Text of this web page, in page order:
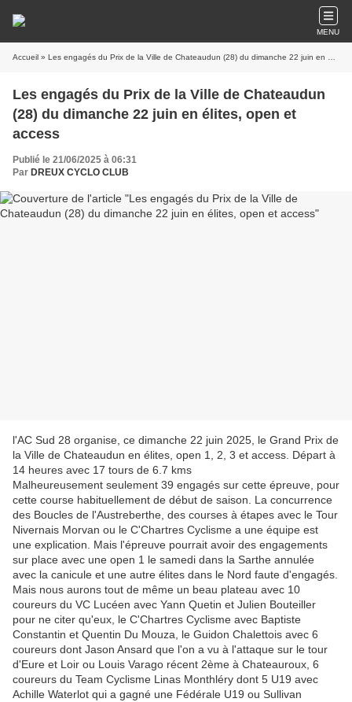
MENU
Accueil » Les engagés du Prix de la Ville de Chateaudun (28) du dimanche 22 juin en élites, open et access
Les engagés du Prix de la Ville de Chateaudun
(28) du dimanche 22 juin en élites, open et
access
Publié le 21/06/2025 à 06:31
Par DREUX CYCLO CLUB
l'AC Sud 28 organise, ce dimanche 22 juin 2025, le Grand Prix de
la Ville de Chateaudun en élites, open 1, 2, 3 et access. Départ à
14 heures avec 17 tours de 6.7 kms
Malheureusement seulement 39 engagés sur cette épreuve, pour
cette course habituellement de début de saison. La concurrence
des Boucles de l'Austreberthe, des courses à étapes avec le Tour
Nivernais Morvan ou le C'Chartres Cyclisme a une équipe est
une explication. Mais l'épreuve pourrait avoir des engagements
sur place avec une open 1 le samedi dans la Sarthe annulée
avec la canicule et une autre élites dans le Nord faute d'engagés.
Mais nous aurons tout de même un beau plateau avec 10
coureurs du VC Lucéen avec Yann Quetin et Julien Bouteiller
pour ne citer qu'eux, le C'Chartres Cyclisme avec Baptiste
Constantin et Quentin Du Mouza, le Guidon Chalettois avec 6
coureurs dont Jason Ansard que l'on a vu à l'attaque sur le tour
d'Eure et Loir ou Louis Varago récent 2ème à Chateauroux, 6
coureurs du Team Cyclisme Linas Monthléry dont 5 U19 avec
Achille Waterlot qui a gagné une Fédérale U19 ou Sullivan